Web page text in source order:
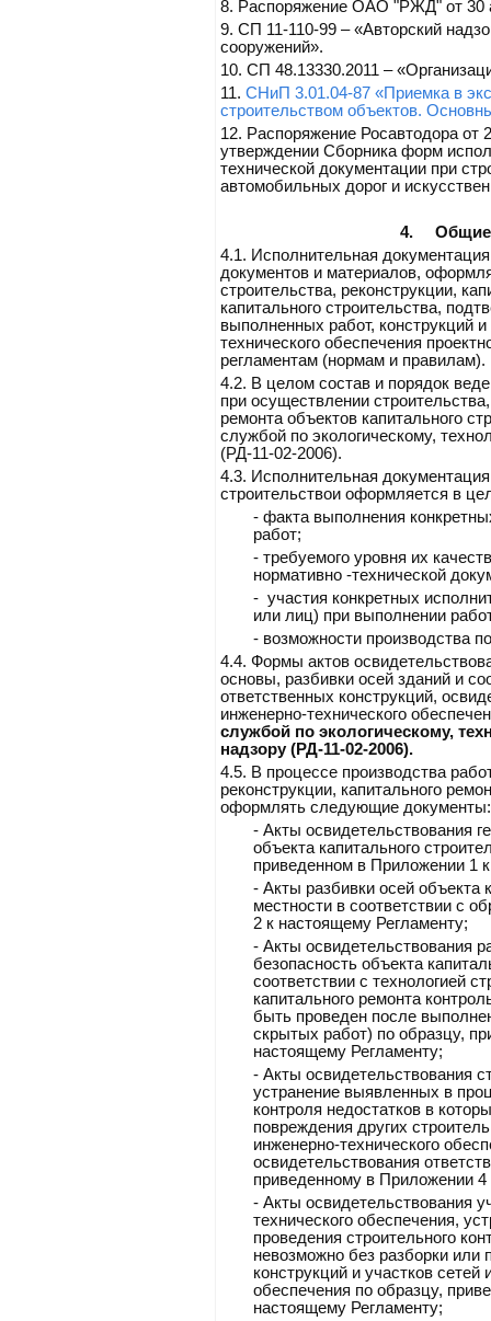
8. Распоряжение ОАО "РЖД" от 30
9. СП 11-110-99 – «Авторский
сооружений».
10. СП 48.13330.2011 –
11. СНиП 3.01.04-87 «Приемка в
строительством объектов.
12. Распоряжение Росавтодора
утверждении Сборника форм
технической документации при
автомобильных дорог и
4.
Общие
4.1. Исполнительная
документов и материалов,
строительства, реконструкции,
капитального строительства,
выполненных работ, конструкций
технического обеспечения
регламентам (нормам и правилам).
4.2. В целом состав и порядок
при осуществлении
ремонта объектов капитального
службой по экологическому,
(РД-11-02-2006).
4.3. Исполнительная
строительствои оформляется в
- факта выполнения
работ;
- требуемого уровня их
нормативно -технической
- участия конкретных
или лиц) при выполнении
- возможности производства
4.4. Формы актов
основы, разбивки осей зданий и
ответственных конструкций,
инженерно-технического
службой по экологическому,
надзору (РД-11-02-2006).
4.5. В процессе производства
реконструкции, капитального
оформлять следующие документы:
- Акты освидетельствования
объекта капитального
приведенном в Приложении 1
- Акты разбивки осей объекта
местности в соответствии с
2 к настоящему Регламенту;
- Акты освидетельствования
безопасность объекта
соответствии с технологией
капитального ремонта
быть проведен после
скрытых работ) по образцу,
настоящему Регламенту;
- Акты освидетельствования
устранение выявленных в
контроля недостатков в
повреждения других
инженерно-технического
освидетельствования
приведенному в Приложении
- Акты освидетельствования
технического обеспечения,
проведения строительного
невозможно без разборки или
конструкций и участков сетей
обеспечения по образцу,
настоящему Регламенту;